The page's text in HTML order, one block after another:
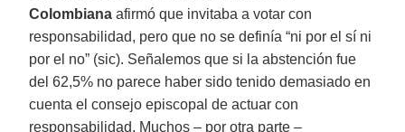
Colombiana afirmó que invitaba a votar con
responsabilidad, pero que no se definía “ni por el sí ni
por el no” (sic). Señalemos que si la abstención fue
del 62,5% no parece haber sido tenido demasiado en
cuenta el consejo episcopal de actuar con
responsabilidad. Muchos – por otra parte –